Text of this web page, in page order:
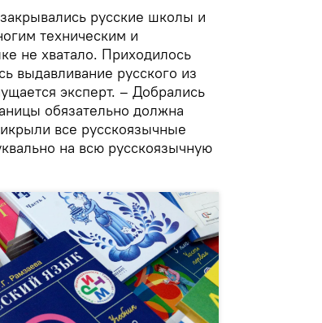
русские школы и
техническим и
не хватало. Приходилось
выдавливание русского из
эксперт. – Добрались
обязательно должна
все русскоязычные
на всю русскоязычную